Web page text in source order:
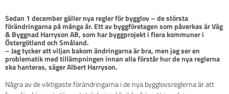
Sedan 1 december gäller nya regler för bygglov – de största
förändringarna på många år. Ett av byggföretagen som påverkas är Väg
& Byggnad Harryson AB, som har byggprojekt i flera kommuner i
Östergötland och Småland.
– Jag tycker att viljan bakom ändringarna är bra, men jag ser en
problematik med tillämpningen innan alla förstår hur de nya reglerna
Några av de viktigaste förändringarna i de nya bygglovsreglerna är att